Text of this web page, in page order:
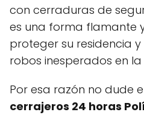
con cerraduras de
es una forma flamante
proteger su residencia
robos inesperados en la
Por esa razón no dude
cerrajeros 24 horas